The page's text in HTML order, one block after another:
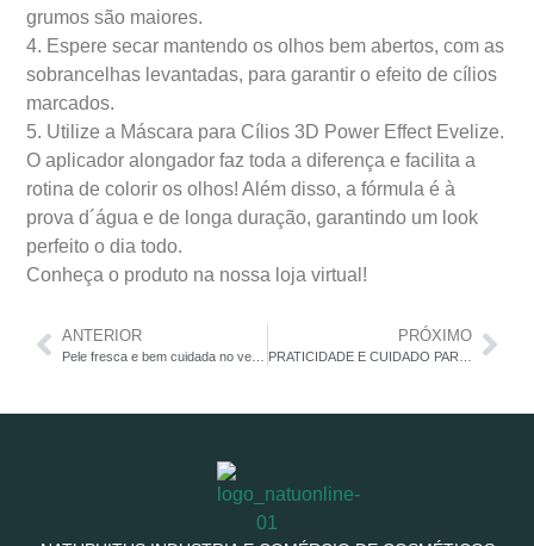
grumos são maiores.
4. Espere secar mantendo os olhos bem abertos, com as
sobrancelhas levantadas, para garantir o efeito de cílios
marcados.
5. Utilize a Máscara para Cílios 3D Power Effect Evelize.
O aplicador alongador faz toda a diferença e facilita a
rotina de colorir os olhos! Além disso, a fórmula é à
prova d´água e de longa duração, garantindo um look
perfeito o dia todo.
Conheça o produto na nossa loja virtual!
ANTERIOR PRÓXIMO